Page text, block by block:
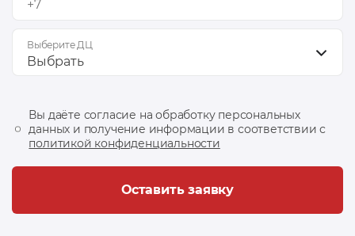
Выберите ДЦ
Выбрать
Вы даёте согласие на обработку персональных
данных и получение информации в соответствии с
политикой конфиденциальности
Оставить заявку